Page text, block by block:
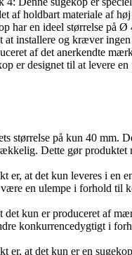
af holdbart materiale af
har en ideel størrelse på
at installere og kræver
af det anerkendte
er designet til at levere
størrelse på kun 40 mm.
Dette gør produktet
er, at det kun leveres i
en ulempe i forhold til
det kun er produceret af
konkurrencedygtigt i
er, at det kun er en